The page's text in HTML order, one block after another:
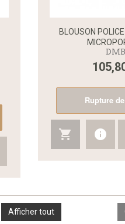
BLOUSON
DMB
Rupture
Afficher tout